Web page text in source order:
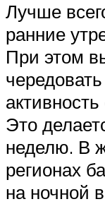
Лучше
ранние
При этом
Это
неделю. В
регионах
на ночной